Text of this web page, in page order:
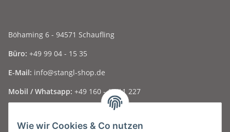
Wie wir Cookies & Co nutzen
Böhaming 6 - 94571 Schaufling
Büro: +49 99 04 - 15 35
E-Mail: info@stangl-shop.de
Mobil / Whatsapp: +49 160 - 15 11 227